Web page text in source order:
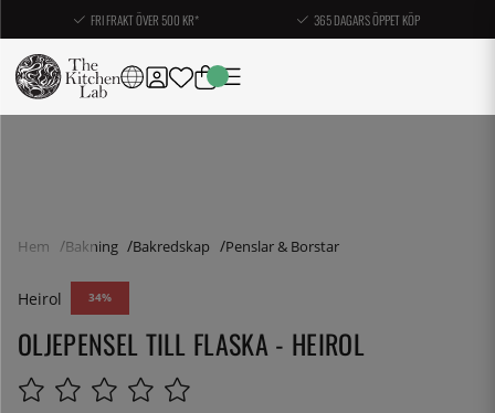
FRI FRAKT ÖVER 500 KR* 365 DAGARS ÖPPET KÖP
Hem Bakning Bakredskap Penslar & Borstar
34
Heirol
OLJEPENSEL TILL FLASKA - HEIROL